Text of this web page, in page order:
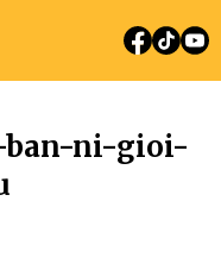
ban-ni-gioi-